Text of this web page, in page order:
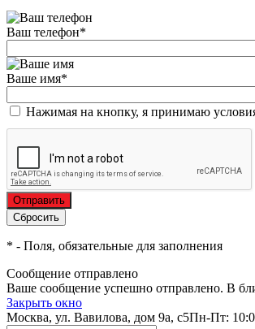
Ваш телефон*
Ваше имя*
Нажимая на кнопку, я принимаю
* - Поля, обязательные для заполнения
Сообщение отправлено
Ваше сообщение успешно отправлено. В
Закрыть окно
Москва, ул. Вавилова, дом 9а, с5Пн-Пт: